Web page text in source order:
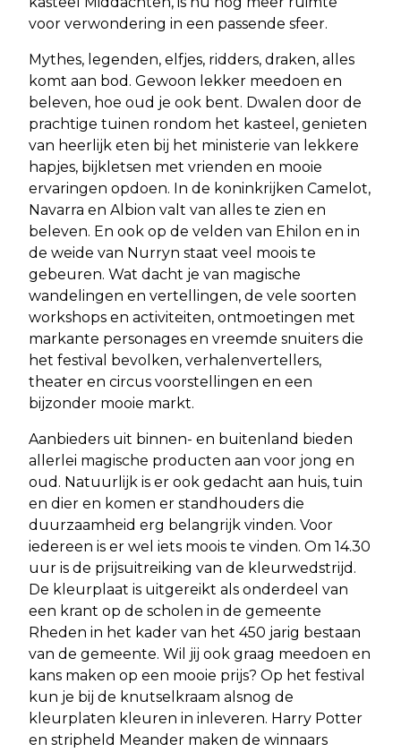
voor verwondering in een passende sfeer.
Mythes, legenden, elfjes, ridders, draken, alles
komt aan bod. Gewoon lekker meedoen en
beleven, hoe oud je ook bent. Dwalen door de
prachtige tuinen rondom het kasteel, genieten
van heerlijk eten bij het ministerie van lekkere
hapjes, bijkletsen met vrienden en mooie
ervaringen opdoen. In de koninkrijken Camelot,
Navarra en Albion valt van alles te zien en
beleven. En ook op de velden van Ehilon en in
de weide van Nurryn staat veel moois te
gebeuren. Wat dacht je van magische
wandelingen en vertellingen, de vele soorten
workshops en activiteiten, ontmoetingen met
markante personages en vreemde snuiters die
het festival bevolken, verhalenvertellers,
theater en circus voorstellingen en een
bijzonder mooie markt.
Aanbieders uit binnen- en buitenland bieden
allerlei magische producten aan voor jong en
oud. Natuurlijk is er ook gedacht aan huis, tuin
en dier en komen er standhouders die
duurzaamheid erg belangrijk vinden. Voor
iedereen is er wel iets moois te vinden. Om 14.30
uur is de prijsuitreiking van de kleurwedstrijd.
De kleurplaat is uitgereikt als onderdeel van
een krant op de scholen in de gemeente
Rheden in het kader van het 450 jarig bestaan
van de gemeente. Wil jij ook graag meedoen en
kans maken op een mooie prijs? Op het festival
kun je bij de knutselkraam alsnog de
kleurplaten kleuren in inleveren. Harry Potter
en stripheld Meander maken de winnaars